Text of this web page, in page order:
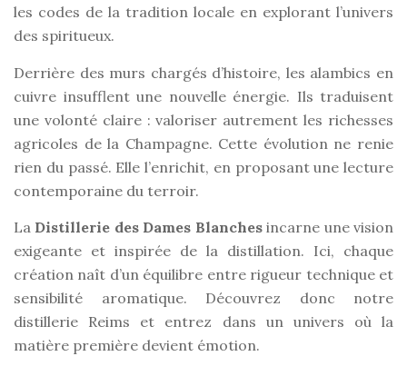
les codes de la tradition locale en explorant l’univers
des spiritueux.
Derrière des murs chargés d’histoire, les alambics en
cuivre insufflent une nouvelle énergie. Ils traduisent
une volonté claire : valoriser autrement les richesses
agricoles de la Champagne. Cette évolution ne renie
rien du passé. Elle l’enrichit, en proposant une lecture
contemporaine du terroir.
La Distillerie des Dames Blanchesincarne une vision
exigeante et inspirée de la distillation. Ici, chaque
création naît d’un équilibre entre rigueur technique et
sensibilité aromatique. Découvrez donc notre
distillerie Reims et entrez dans un univers où la
matière première devient émotion.